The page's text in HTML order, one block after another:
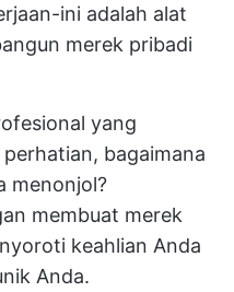
ini adalah alat
merek pribadi
yang
bagaimana
menonjol?
membuat merek
keahlian Anda
Anda.